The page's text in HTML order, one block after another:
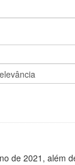
de 2021, além